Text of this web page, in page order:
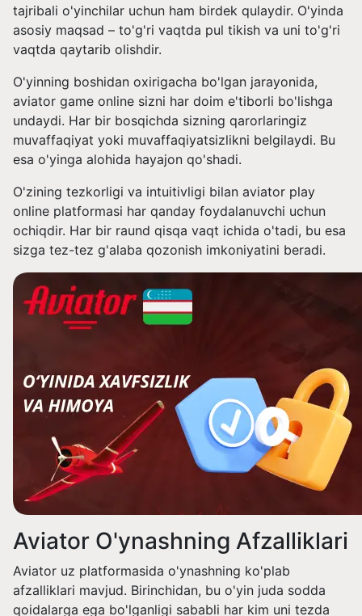
tajribali o'yinchilar uchun ham birdek qulaydir. O'yinda
asosiy maqsad – to'g'ri vaqtda pul tikish va uni to'g'ri
vaqtda qaytarib olishdir.
O'yinning boshidan oxirigacha bo'lgan jarayonida,
aviator game online sizni har doim e'tiborli bo'lishga
undaydi. Har bir bosqichda sizning qarorlaringiz
muvaffaqiyat yoki muvaffaqiyatsizlikni belgilaydi. Bu
esa o'yinga alohida hayajon qo'shadi.
O'zining tezkorligi va intuitivligi bilan aviator play
online platformasi har qanday foydalanuvchi uchun
ochiqdir. Har bir raund qisqa vaqt ichida o'tadi, bu esa
sizga tez-tez g'alaba qozonish imkoniyatini beradi.
Aviator O'ynashning Afzalliklari
Aviator uz platformasida o'ynashning ko'plab
afzalliklari mavjud. Birinchidan, bu o'yin juda sodda
qoidalarga ega bo'lganligi sababli har kim uni tezda